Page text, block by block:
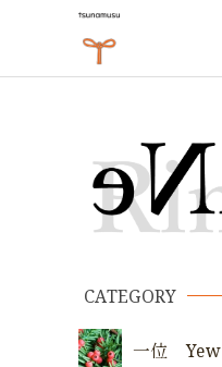
CATEGORY
一位 Yew